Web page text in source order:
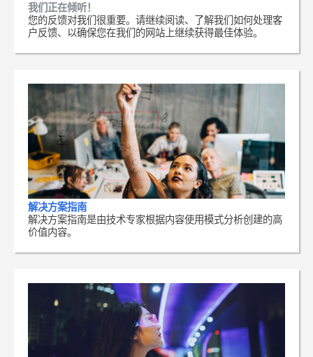
我们正在倾听！
您的反馈对我们很重要。请继续阅读、了解我们如何处理客
户反馈、以确保您在我们的网站上继续获得最佳体验。
解决方案指南
解决方案指南是由技术专家根据内容使用模式分析创建的高
价值内容。